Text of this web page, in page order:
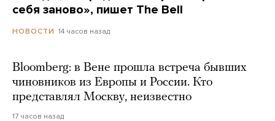
себя заново», пишет The Bell
НОВОСТИ 14 часов назад
Bloomberg: в Вене прошла встреча бывших
чиновников из Европы и России. Кто
представлял Москву, неизвестно
17 часов назад